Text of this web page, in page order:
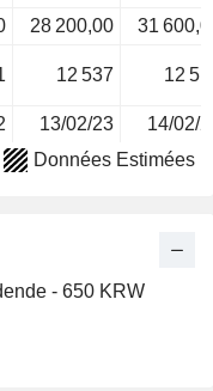
28 200,00
31
12 537 12
13/02/23 14/02/
Données Estimées
- 650 KRW